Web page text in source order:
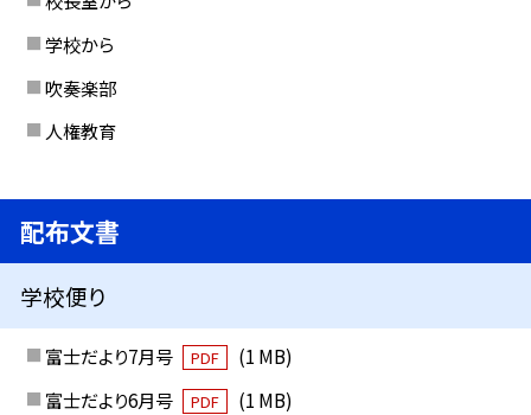
学校から
吹奏楽部
人権教育
配布文書
学校便り
富士だより7月号 PDF
(1 MB)
富士だより6月号
PDF
(1 MB)